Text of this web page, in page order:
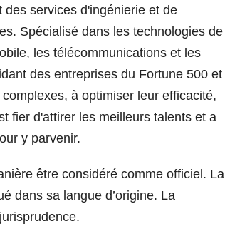
services d'ingénierie et de
Spécialisé dans les technologies de
les télécommunications et les
des entreprises du Fortune 500 et
à optimiser leur efficacité,
fier d'attirer les meilleurs talents et a
y parvenir.
être considéré comme officiel. La
dans sa langue d’origine. La